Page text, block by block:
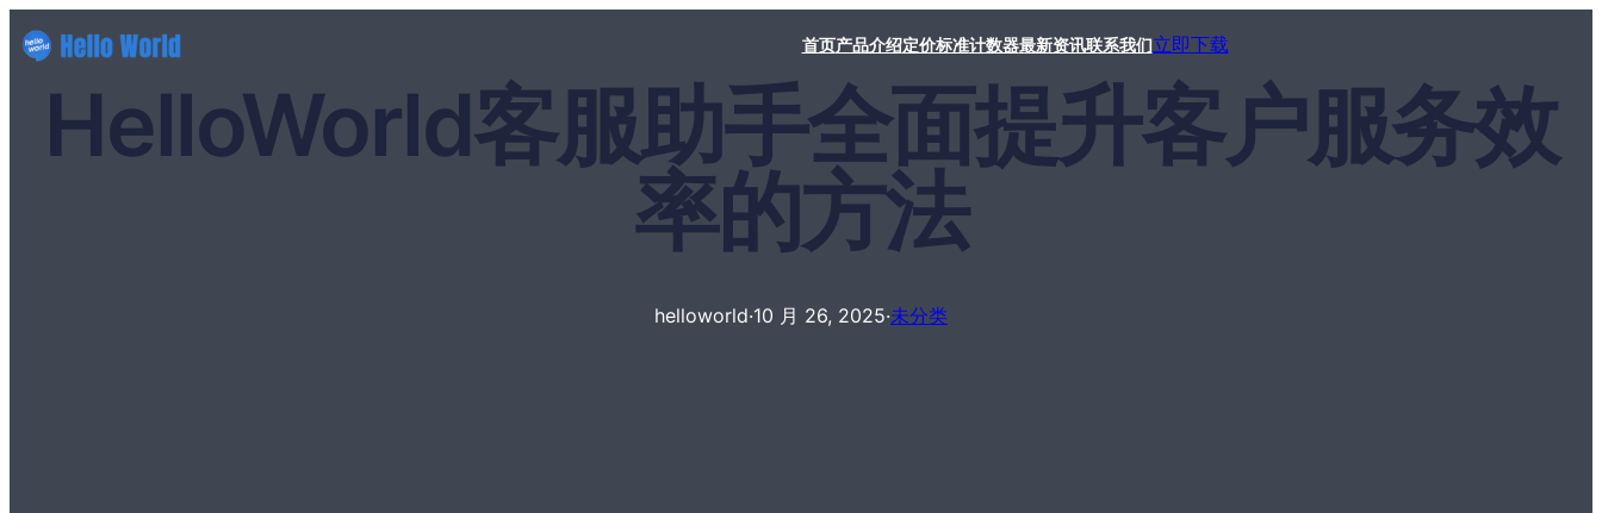
首页产品介绍定价标准计数器最新资讯联系我们立即下载
HelloWorld客服助手全面提升客户服务效
率的方法
helloworld·10 月 26, 2025·未分类